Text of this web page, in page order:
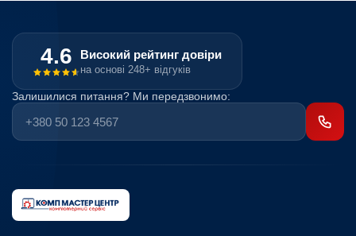
4.6 Високий рейтинг довіри
на основі 248+ відгуків
Залишилися питання? Ми передзвонимо: